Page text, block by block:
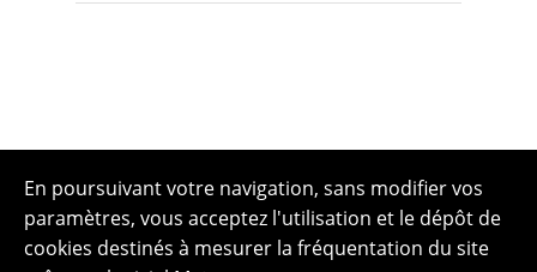
En poursuivant votre navigation, sans modifier vos
paramètres, vous acceptez l'utilisation et le dépôt de
cookies destinés à mesurer la fréquentation du site